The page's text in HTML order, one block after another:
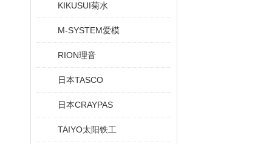
KIKUSUI菊水
M-SYSTEM爱模
RION理音
日本TASCO
日本CRAYPAS
TAIYO太阳铁工